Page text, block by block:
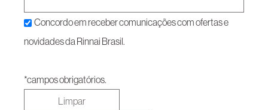
Concordo em receber comunicações com ofertas e
novidades da Rinnai Brasil.
*campos obrigatórios.